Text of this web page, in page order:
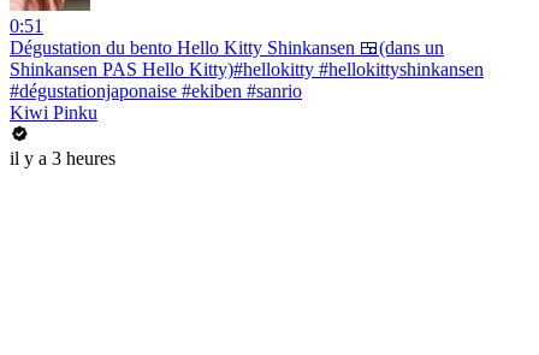
0:51
Dégustation du bento Hello Kitty Shinkansen 🍱(dans un
Shinkansen PAS Hello Kitty)#hellokitty #hellokittyshinkansen
#dégustationjaponaise #ekiben #sanrio
Kiwi Pinku
il y a 3 heures